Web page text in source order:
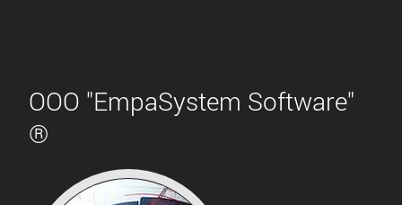
ООО "EmpaSystem Software"
®